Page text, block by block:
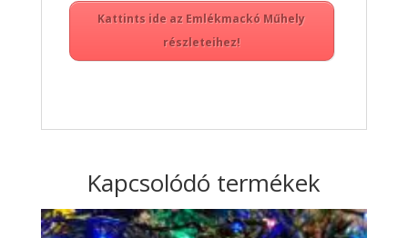
Kattints ide az Emlékmackó Műhely
részleteihez!
Kapcsolódó termékek